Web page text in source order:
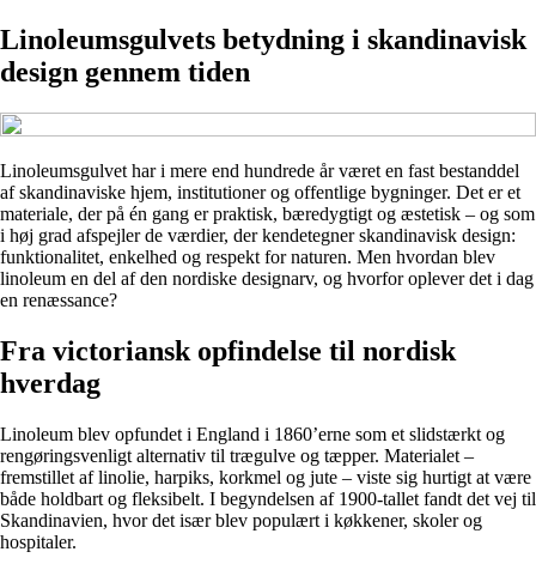
Linoleumsgulvets betydning i skandinavisk
design gennem tiden
Linoleumsgulvet har i mere end hundrede år været en fast bestanddel
af skandinaviske hjem, institutioner og offentlige bygninger. Det er et
materiale, der på én gang er praktisk, bæredygtigt og æstetisk – og som
i høj grad afspejler de værdier, der kendetegner skandinavisk design:
funktionalitet, enkelhed og respekt for naturen. Men hvordan blev
linoleum en del af den nordiske designarv, og hvorfor oplever det i dag
en renæssance?
Fra victoriansk opfindelse til nordisk
hverdag
Linoleum blev opfundet i England i 1860’erne som et slidstærkt og
rengøringsvenligt alternativ til trægulve og tæpper. Materialet –
fremstillet af linolie, harpiks, korkmel og jute – viste sig hurtigt at være
både holdbart og fleksibelt. I begyndelsen af 1900-tallet fandt det vej til
Skandinavien, hvor det især blev populært i køkkener, skoler og
hospitaler.